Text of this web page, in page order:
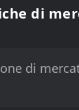
di
di